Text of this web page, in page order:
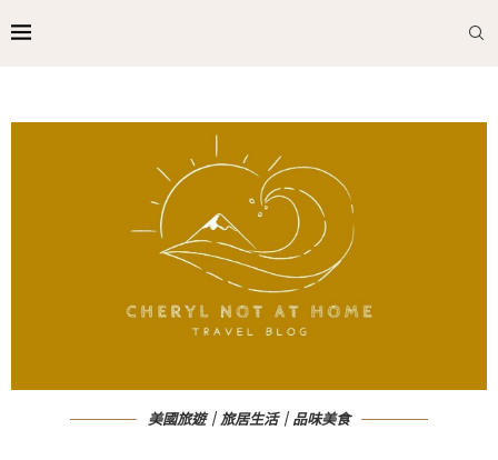
美國旅遊｜旅居生活｜品味美食